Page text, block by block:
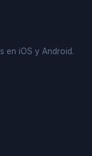
en iOS y Android.